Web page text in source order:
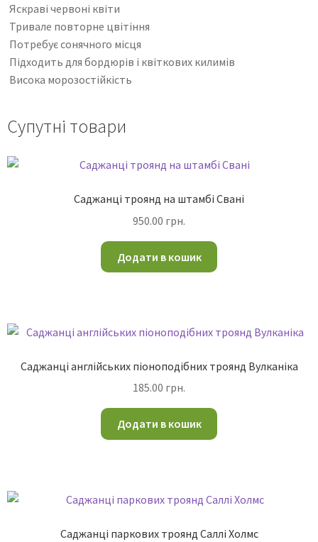
Яскраві червоні квіти
Тривале повторне цвітіння
Потребує сонячного місця
Підходить для бордюрів і квіткових килимів
Висока морозостійкість
Супутні товари
Саджанці троянд на штамбі Свані
950.00 грн.
Додати в кошик
Саджанці англійських піоноподібних троянд Вулканіка
185.00 грн.
Додати в кошик
Саджанці паркових троянд Саллі Холмс